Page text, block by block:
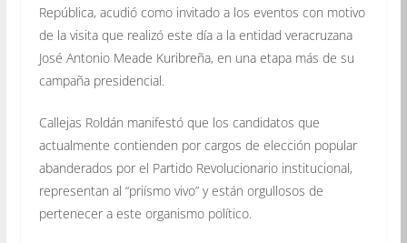
República, acudió como invitado a los eventos con motivo
de la visita que realizó este día a la entidad veracruzana
José Antonio Meade Kuribreña, en una etapa más de su
campaña presidencial.
Callejas Roldán manifestó que los candidatos que
actualmente contienden por cargos de elección popular
abanderados por el Partido Revolucionario institucional,
representan al “priísmo vivo” y están orgullosos de
pertenecer a este organismo político.